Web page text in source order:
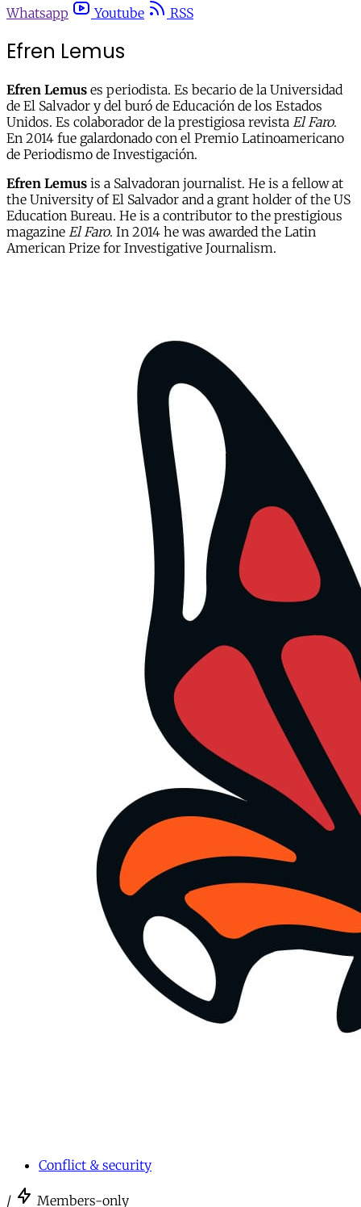
Whatsapp
Youtube RSS
Efren Lemus
Efren Lemus es periodista. Es becario de la Universidad
de El Salvador y del buró de Educación de los Estados
Unidos. Es colaborador de la prestigiosa revista El Faro.
En 2014 fue galardonado con el Premio Latinoamericano
de Periodismo de Investigación.
Efren Lemus is a Salvadoran journalist. He is a fellow at
the University of El Salvador and a grant holder of the US
Education Bureau. He is a contributor to the prestigious
magazine El Faro. In 2014 he was awarded the Latin
American Prize for Investigative Journalism.
Conflict & security
/ Members-only